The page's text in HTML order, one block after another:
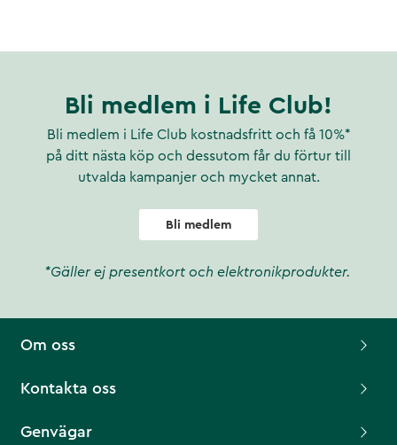
Bli medlem i Life Club!
Bli medlem i Life Club kostnadsfritt och få 10%*
på ditt nästa köp och dessutom får du förtur till
utvalda kampanjer och mycket annat.
Bli medlem
*Gäller ej presentkort och elektronikprodukter.
Om oss
Kontakta oss
Genvägar